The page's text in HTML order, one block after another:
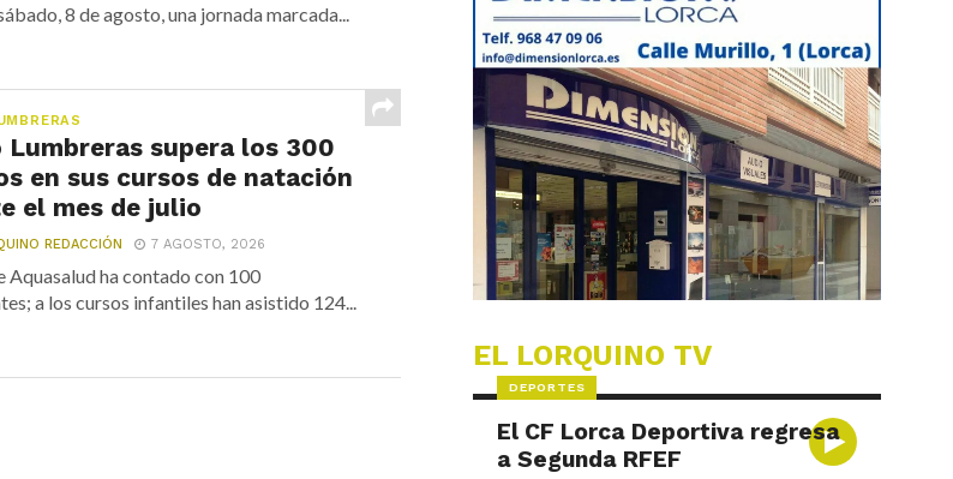
8 de agosto, una jornada marcada...
Lumbreras supera los 300
en sus cursos de natación
el mes de julio
REDACCIÓN 7 AGOSTO, 2026
Aquasalud ha contado con 100
a los cursos infantiles han asistido 124...
EL LORQUINO TV
DEPORTES
El CF Lorca Deportiva regresa
a Segunda RFEF